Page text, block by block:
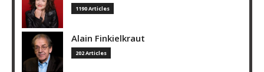
1190 Articles
Alain Finkielkraut
202 Articles